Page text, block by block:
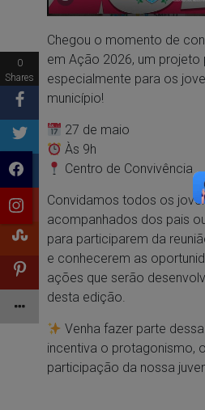
Chegou o momento de
em Ação 2026, um projeto
especialmente para os
município!
27 de maio
Às 9h
Centro de Convivência
Convidamos todos os
acompanhados dos pais
para participarem da
e conhecerem as
ações que serão
desta edição.
Venha fazer parte
incentiva o protagonismo,
participação da nossa
0
Shares